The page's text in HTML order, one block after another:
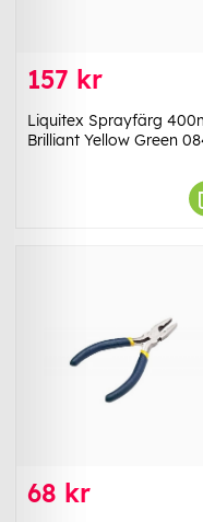
157 kr
Liquitex Sprayfärg
Brilliant Yellow Green
68 kr